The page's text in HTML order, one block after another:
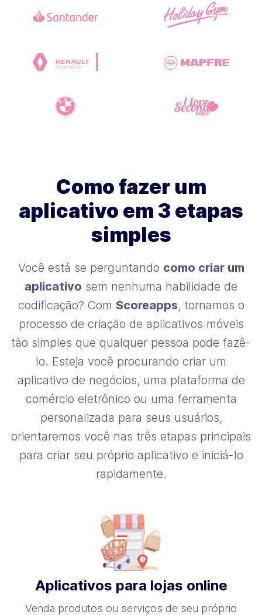
Como fazer um
aplicativo em 3 etapas
simples
Você está se perguntando como criar um
aplicativo sem nenhuma habilidade de
codificação? Com Scoreapps, tornamos o
processo de criação de aplicativos móveis
tão simples que qualquer pessoa pode fazê-
lo. Esteja você procurando criar um
aplicativo de negócios, uma plataforma de
comércio eletrônico ou uma ferramenta
personalizada para seus usuários,
orientaremos você nas três etapas principais
para criar seu próprio aplicativo e iniciá-lo
rapidamente.
Aplicativos para lojas online
Venda produtos ou serviços de seu próprio